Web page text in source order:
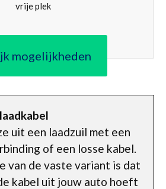
vrije plek
mogelijkheden
uit een laadzuil met een
of een losse kabel.
van de vaste variant is dat
kabel uit jouw auto hoeft